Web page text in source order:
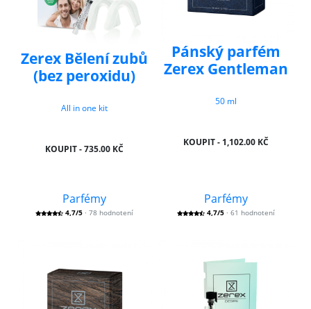
Zerex Bělení zubů
(bez peroxidu)
All in one kit
KOUPIT - 735.00 KČ
Pánský parfém
Zerex Gentleman
50 ml
KOUPIT - 1,102.00 KČ
Parfémy
4,7/5 · 78 hodnotení
Parfémy
4,7/5 · 61 hodnotení